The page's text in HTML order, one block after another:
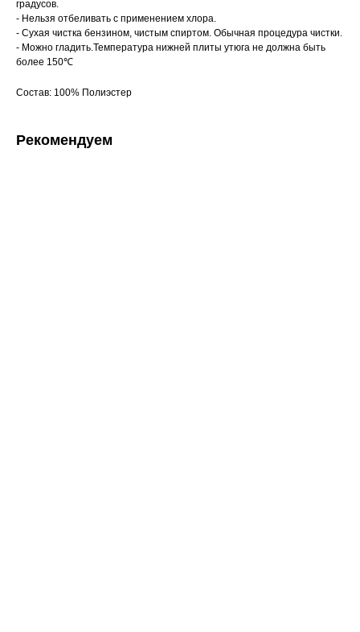
градусов.
- Нельзя отбеливать с применением хлора.
- Сухая чистка бензином, чистым спиртом. Обычная процедура чистки.
- Можно гладить.Температура нижней плиты утюга не должна быть
более 150℃
Состав: 100% Полиэстер
Рекомендуем